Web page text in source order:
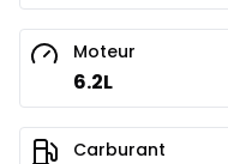
Moteur
6.2L
Carburant